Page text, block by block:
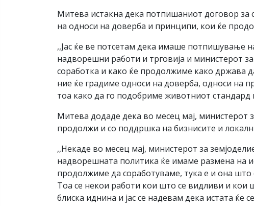
Митева истакна дека потпишаниот договор за
на односи на доверба и принципи, кои ќе
,,Јас ќе ве потсетам дека имаше потпишување
надворешни работи и трговија и министерот
соработка и како ќе продолжиме како држава
ние ќе градиме односи на доверба, односи на
тоа како да го подобриме животниот стандард
Митева додаде дека во месец мај, министерот
продолжи и со поддршка на бизнисите и
,,Некаде во месец мај, министерот за
надворешната политика ќе имаме размена на
продолжиме да соработуваме, тука е и она што
Тоа се некои работи кои што се видливи и кои
блиска иднина и јас се надевам дека истата ќе